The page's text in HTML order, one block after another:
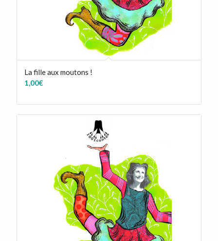
La fille aux moutons !
1,00€